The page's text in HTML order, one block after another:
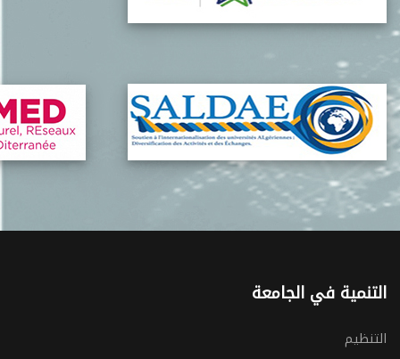
التنمية في الجامعة
التنظيم